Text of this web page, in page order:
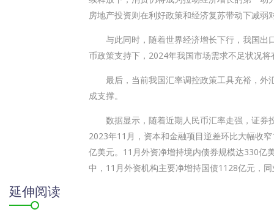
房地产投资则在利好政策和经济复苏带动下减弱
与此同时，随着世界经济增长下行，我国出
币政策支持下，2024年我国市场需求不足状况
最后，当前我国汇率调控政策工具充裕，外
成支撑。
数据显示，随着近期人民币汇率走强，证券
2023年11月，资本和金融项目逆差环比大幅收
亿美元。11月外资净增持境内债券规模达330亿
中，11月外资机构主要净增持国债1128亿元，
延伸阅读